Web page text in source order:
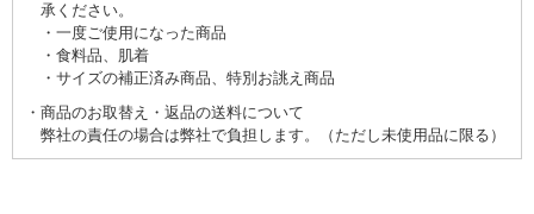
承ください。
一度ご使用になった商品
食料品、肌着
サイズの補正済み商品、特別お誂え商品
商品のお取替え・返品の送料について
弊社の責任の場合は弊社で負担します。（ただし未使用品に限る）